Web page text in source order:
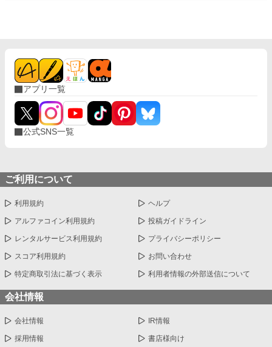
アプリ一覧
公式SNS一覧
ご利用について
利用規約 ヘルプ
アルファコイン利用規約 投稿ガイドライン
レンタルサービス利用規約 プライバシーポリシー
スコア利用規約 お問い合わせ
特定商取引法に基づく表示 利用者情報の外部送信について
会社情報
会社情報 IR情報
採用情報 書店様向け